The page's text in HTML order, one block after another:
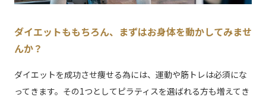
ダイエットももちろん、まずはお身体を動かしてみませ
んか？
ダイエットを成功させ痩せる為には、運動や筋トレは必須にな
ってきます。その1つとしてピラティスを選ばれる方も増えてき